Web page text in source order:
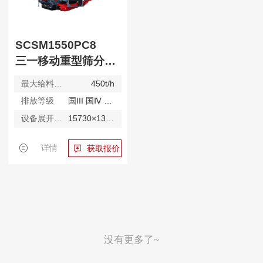
SCSM1550PC8
三一移动重型筛分站（全液压）
最大给料能力
450t/h
排放等级
国III 国Ⅳ 欧V
设备展开尺寸
15730×13200×4580mm
详情 获取报价
没有更多了~